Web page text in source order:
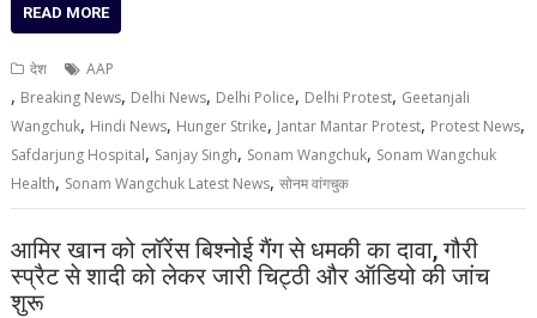
READ MORE
देश AAP
, Breaking News, Delhi News, Delhi Police, Delhi Protest, Geetanjali
Wangchuk, Hindi News, Hunger Strike, Jantar Mantar Protest, Protest News,
Safdarjung Hospital, Sanjay Singh, Sonam Wangchuk, Sonam Wangchuk
Health, Sonam Wangchuk Latest News,सोनम वांगचुक
आमिर खान को लॉरेंस बिश्नोई गैंग से धमकी का दावा, गौरी
स्प्रैट से शादी को लेकर जारी चिट्ठी और ऑडियो की जांच
शुरू